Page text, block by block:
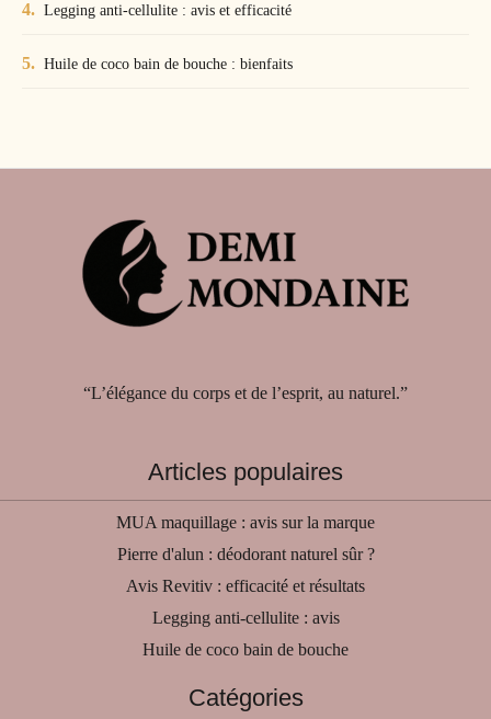
Legging anti-cellulite : avis et efficacité
Huile de coco bain de bouche : bienfaits
“L’élégance du corps et de l’esprit, au naturel.”
Articles populaires
MUA maquillage : avis sur la marque
Pierre d'alun : déodorant naturel sûr ?
Avis Revitiv : efficacité et résultats
Legging anti-cellulite : avis
Huile de coco bain de bouche
Catégories